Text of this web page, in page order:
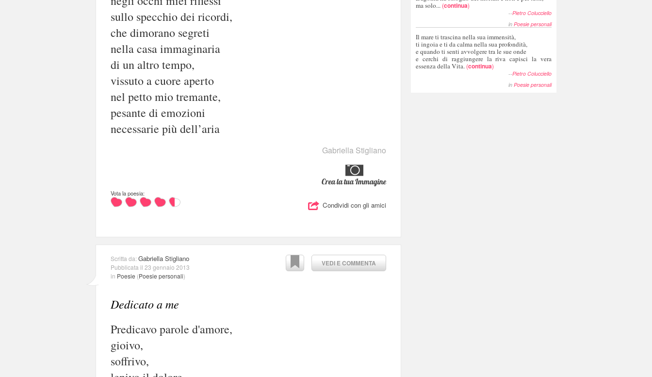
sullo specchio dei ricordi,
che dimorano segreti
nella casa immaginaria
di un altro tempo,
vissuto a cuore aperto
nel petto mio tremante,
pesante di emozioni
necessarie più dell’aria
Gabriella Stigliano
Crea la tua Immagine
Vota la poesia:
Condividi con gli amici
VEDI E COMMENTA
Scritta da:Gabriella Stigliano
Pubblicata il 23 gennaio 2013
in Poesie (Poesie personali)
Dedicato a me
Predicavo parole d'amore,
gioivo,
soffrivo,
ma solo... (continua)
--Pietro Colucciello
in Poesie personali
Il mare ti trascina nella sua immensità,
ti ingoia e ti da calma nella sua profondità,
e quando ti senti avvolgere tra le sue onde
e cerchi di raggiungere la riva capisci la vera
essenza della Vita. (continua)
--Pietro Colucciello
in Poesie personali